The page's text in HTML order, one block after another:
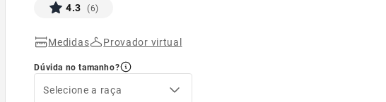
4.3 (6)
Medidas Provador virtual
Dúvida no tamanho?
Selecione a raça